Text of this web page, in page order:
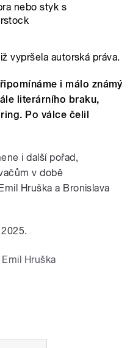
nebo styk s
vypršela autorská práva.
i málo známý
literárního braku,
Po válce čelil
i další pořad,
v době
Hruška a Bronislava
Emil Hruška